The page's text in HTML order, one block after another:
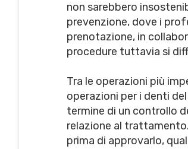
non sarebbero
prevenzione, dove i
prenotazione, in
procedure tuttavia si
Tra le operazioni più
operazioni per i denti
termine di un controllo
relazione al
prima di approvarlo,